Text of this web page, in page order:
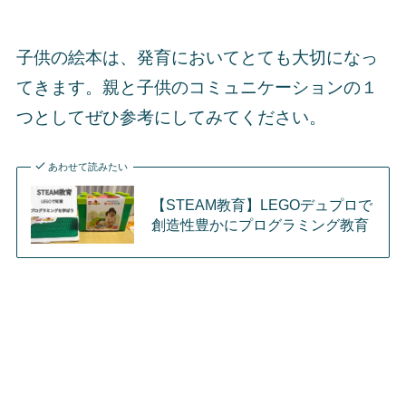
子供の絵本は、発育においてとても大切になっ
てきます。親と子供のコミュニケーションの１
つとしてぜひ参考にしてみてください。
あわせて読みたい
【STEAM教育】LEGOデュプロで
創造性豊かにプログラミング教育